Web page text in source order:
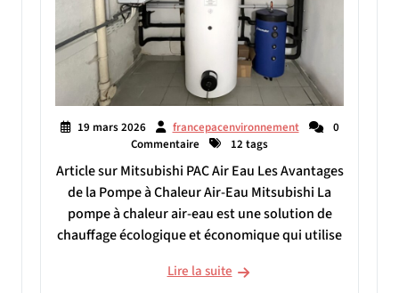
19 mars 2026 francepacenvironnement
0
Commentaire
12 tags
Article sur Mitsubishi PAC Air Eau Les Avantages
de la Pompe à Chaleur Air-Eau Mitsubishi La
pompe à chaleur air-eau est une solution de
chauffage écologique et économique qui utilise
Lire la suite